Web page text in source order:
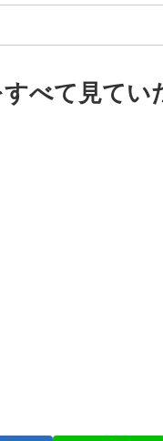
べて見てい